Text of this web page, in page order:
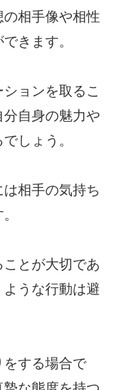
相手像や相性
きます。
ョンを取るこ
自身の魅力や
しょう。
相手の気持ち
とが大切であ
うな行動は避
をする場合で